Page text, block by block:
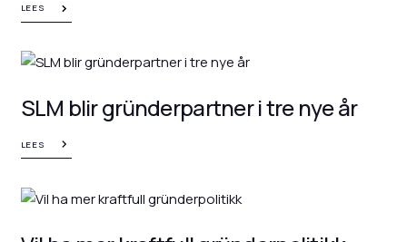
LEES
SLM blir gründerpartner i tre nye år
LEES